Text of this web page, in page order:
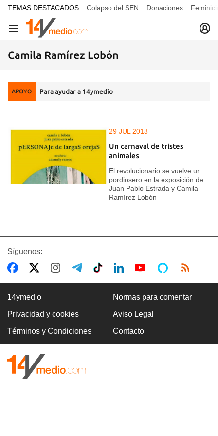
common.go-to-content
TEMAS DESTACADOS Colapso del SEN Donaciones
Navegación
Camila Ramírez Lobón
APOYO Para ayudar a 14ymedio
29 JUL 2018
Un carnaval de tristes
animales
El revolucionario se vuelve un
pordiosero en la exposición de
Juan Pablo Estrada y Camila
Ramírez Lobón
Síguenos:
14ymedio Normas para comentar
Privacidad y cookies Aviso Legal
Términos y Condiciones Contacto